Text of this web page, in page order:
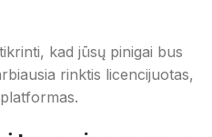
kad jūsų pinigai bus
rinktis licencijuotas,